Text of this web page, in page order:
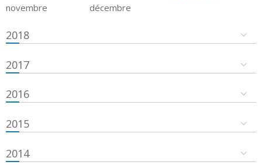
novembre
décembre
2018
2017
2016
2015
2014